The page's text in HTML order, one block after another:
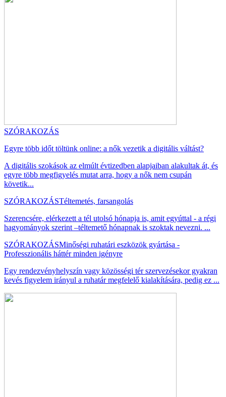
SZÓRAKOZÁS
Egyre több időt töltünk online: a nők vezetik a digitális váltást?
A digitális szokások az elmúlt évtizedben alapjaiban alakultak át, és
egyre több megfigyelés mutat arra, hogy a nők nem csupán
követik...
SZÓRAKOZÁSTéltemetés, farsangolás
Szerencsére, elérkezett a tél utolsó hónapja is, amit egyúttal - a régi
hagyományok szerint –téltemető hónapnak is szoktak nevezni. ...
SZÓRAKOZÁSMinőségi ruhatári eszközök gyártása -
Professzionális háttér minden igényre
Egy rendezvényhelyszín vagy közösségi tér szervezésekor gyakran
kevés figyelem irányul a ruhatár megfelelő kialakítására, pedig ez ...